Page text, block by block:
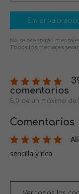
Enviar
No se aceptarán
Todos los mensajes
comentarios
5,0 de un máximo de
Comentarios
sencilla y rica